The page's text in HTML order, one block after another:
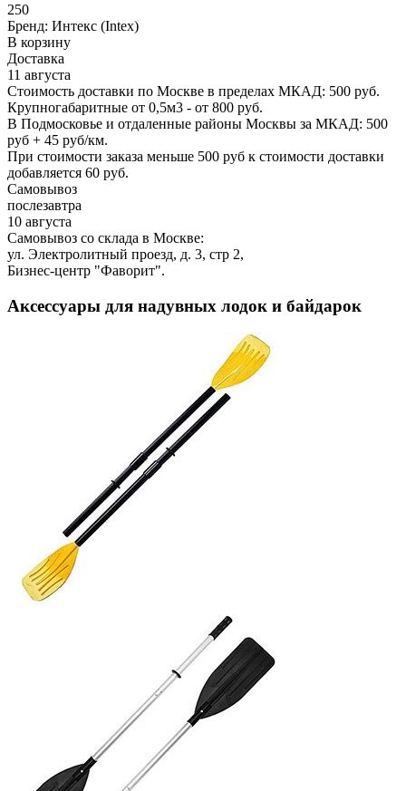
250
Бренд: Интекс (Intex)
В корзину
Доставка
11 августа
Стоимость доставки по Москве в пределах МКАД: 500 руб.
Крупногабаритные от 0,5м3 - от 800 руб.
В Подмосковье и отдаленные районы Москвы за МКАД: 500
руб + 45 руб/км.
При стоимости заказа меньше 500 руб к стоимости доставки
добавляется 60 руб.
Самовывоз
послезавтра
10 августа
Самовывоз со склада в Москве:
ул. Электролитный проезд, д. 3, стр 2,
Бизнес-центр "Фаворит".
Аксессуары для надувных лодок и байдарок